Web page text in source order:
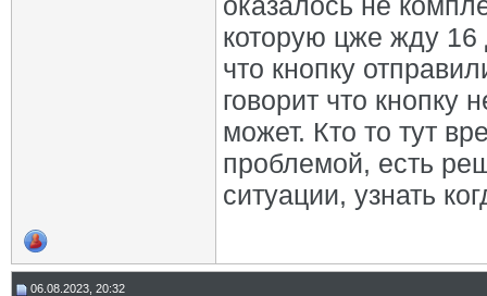
которую цже жду 16
что кнопку
говорит что кнопку
может. Кто то тут
проблемой, есть
ситуации, узнать
06.08.2023, 20:32